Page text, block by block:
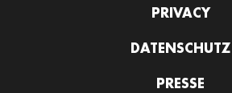
PRIVACY
DATENSCHUTZ
PRESSE